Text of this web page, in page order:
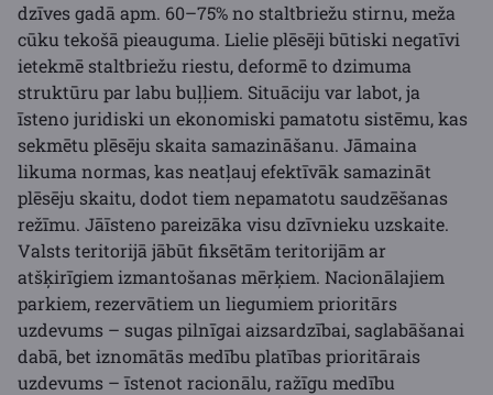
dzīves gadā apm. 60–75% no staltbriežu stirnu, meža
cūku tekošā pieauguma. Lielie plēsēji būtiski negatīvi
ietekmē staltbriežu riestu, deformē to dzimuma
struktūru par labu buļļiem. Situāciju var labot, ja
īsteno juridiski un ekonomiski pamatotu sistēmu, kas
sekmētu plēsēju skaita samazināšanu. Jāmaina
likuma normas, kas neatļauj efektīvāk samazināt
plēsēju skaitu, dodot tiem nepamatotu saudzēšanas
režīmu. Jāīsteno pareizāka visu dzīvnieku uzskaite.
Valsts teritorijā jābūt fiksētām teritorijām ar
atšķirīgiem izmantošanas mērķiem. Nacionālajiem
parkiem, rezervātiem un liegumiem prioritārs
uzdevums – sugas pilnīgai aizsardzībai, saglabāšanai
dabā, bet iznomātās medību platības prioritārais
uzdevums – īstenot racionālu, ražīgu medību